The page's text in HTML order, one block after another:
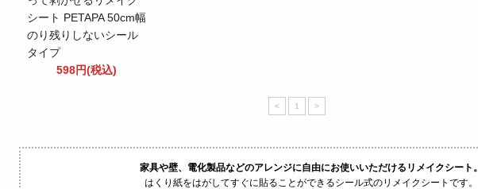
シート PETAPA 50cm幅
のり残りしないシール
タイプ
598円(税込)
< 1 >
家具や壁、電化製品などのアレンジに自由にお使いいただけるリメイクシート。
はくり紙をはがしてすぐに貼ることができるシール式のリメイクシートです。